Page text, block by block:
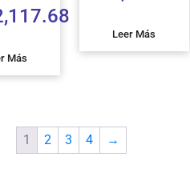
Más
Leer Más
1 2 3 4 →